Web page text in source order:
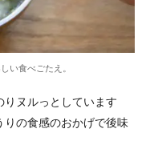
い食べごたえ。
ヌルっとしています
の食感のおかげで後味